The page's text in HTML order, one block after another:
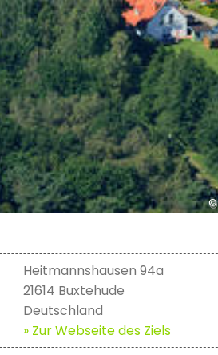
©
Heitmannshausen 94a
21614 Buxtehude
Deutschland
» Zur Webseite des Ziels